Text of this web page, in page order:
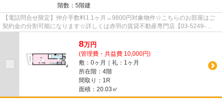
階数：5階建
【電話問合せ限定】仲介手数料1.1ヶ月→9800円対象物件☆こちらのお部屋はご
契約金の分割可能になります☆詳しくは赤羽の賃貸不動産専門店【03-5249-
4177】VISION赤羽店までご連絡下さい！！
8万円
(管理費・共益費 10,000円)
敷：0ヶ月｜礼：1ヶ月
所在階：4階
間取り：1R
面積：20.03㎡